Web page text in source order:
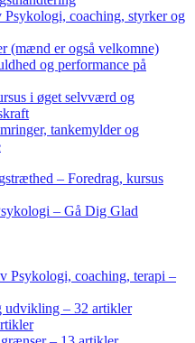
coaching, styrker og
(mænd er også velkomne)
og performance på
i øget selvværd og
tankemylder og
– Foredrag, kursus
– Gå Dig Glad
Psykologi, coaching, terapi –
udvikling – 32 artikler